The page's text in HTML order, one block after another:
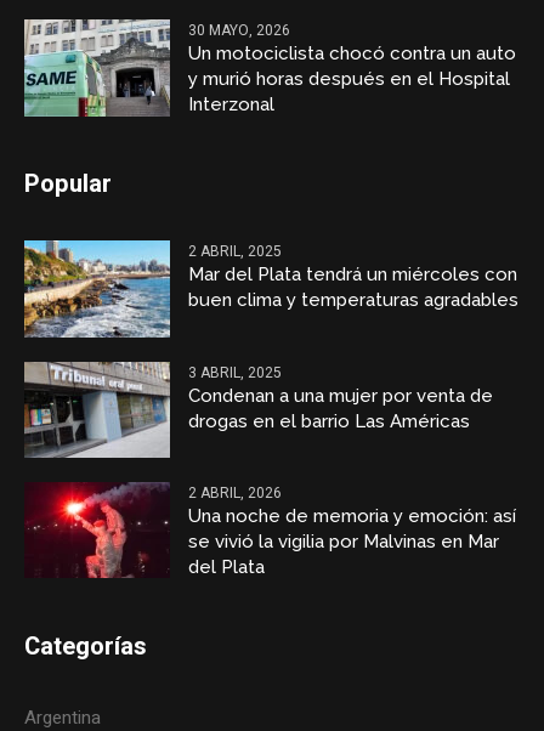
30 MAYO, 2026
Un motociclista chocó contra un auto
y murió horas después en el Hospital
Interzonal
Popular
2 ABRIL, 2025
Mar del Plata tendrá un miércoles con
buen clima y temperaturas agradables
3 ABRIL, 2025
Condenan a una mujer por venta de
drogas en el barrio Las Américas
2 ABRIL, 2026
Una noche de memoria y emoción: así
se vivió la vigilia por Malvinas en Mar
del Plata
Categorías
Argentina